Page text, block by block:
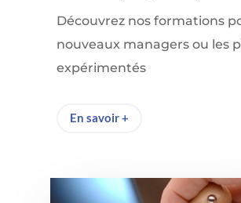
Découvrez nos formations
nouveaux managers ou les
expérimentés
En savoir +